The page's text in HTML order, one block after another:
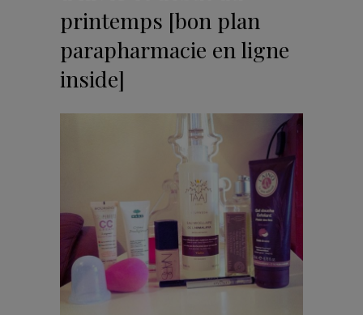
printemps [bon plan
parapharmacie en ligne
inside]